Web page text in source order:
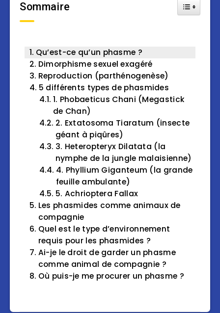
Sommaire Toggle
Qu’est-ce qu’un phasme ?
Dimorphisme sexuel exagéré
Reproduction (parthénogenèse)
5 différents types de phasmides
1. Phobaeticus Chani (Megastick
de Chan)
2. Extatosoma Tiaratum (insecte
géant à piqûres)
3. Heteropteryx Dilatata (la
nymphe de la jungle malaisienne)
4. Phyllium Giganteum (la grande
feuille ambulante)
5. Achrioptera Fallax
Les phasmides comme animaux de
compagnie
Quel est le type d’environnement
requis pour les phasmides ?
Ai-je le droit de garder un phasme
comme animal de compagnie ?
Où puis-je me procurer un phasme ?